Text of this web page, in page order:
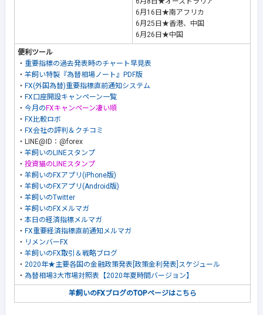
6月16日★南アフリカ
6月25日★香港、中国
6月26日★中国
便利ツール
・ 重要指標の過去発表時のチャート早見表
・ 羊飼い特製『為替相場ノート』PDF版
・ FX(外国為替)重要指標直前通知システム
・ FX口座開設キャンペーン一覧
・ 今月の FXキャンペーン凄い順
・ FX比較ロボ
・ FX会社の評判＆クチコミ
・LINE@ID：@forex
・ 羊飼いのLINEスタンプ
・ 投資猫のLINEスタンプ
・ 羊飼いのFXアプリ(iPhone版)
・ 羊飼いのFXアプリ(Android版)
・ 羊飼いのTwitter
・ 羊飼いのFXメルマガ
・ 本日の経済指標メルマガ
・ FX重要経済指標直前通知メルマガ
・ リメンバーFX
・ 羊飼いのFX取引＆戦略ブログ
・ 2020年★主要各国の金融政策発表[政策金利発表]スケジュール
・ 為替相場3大市場対照表【2020年夏時間バージョン】
羊飼いのFXブログのTOPページはこちら